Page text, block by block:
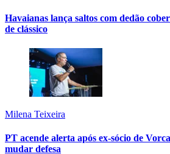
Havaianas lança saltos com dedão
de clássico
Milena Teixeira
PT acende alerta após ex-sócio de
mudar defesa